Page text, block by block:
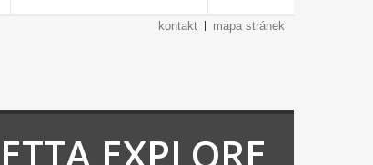
kontakt mapa stránek
EXPLORE